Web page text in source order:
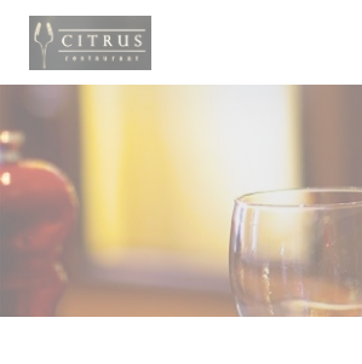
Πίνακας διαχείρισης "Μπισκότων" (Cookies)